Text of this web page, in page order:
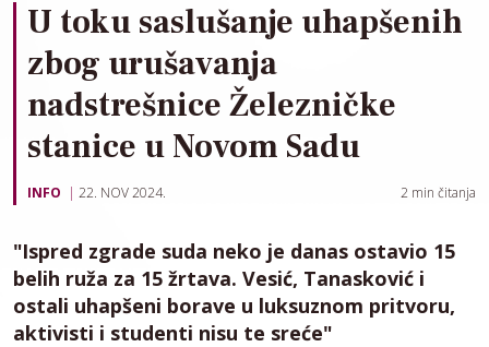
U toku saslušanje uhapšenih
zbog urušavanja
nadstrešnice Železničke
stanice u Novom Sadu
INFO 22. NOV 2024. 2 min čitanja
"Ispred zgrade suda neko je danas ostavio 15
belih ruža za 15 žrtava. Vesić, Tanasković i
ostali uhapšeni borave u luksuznom pritvoru,
aktivisti i studenti nisu te sreće"